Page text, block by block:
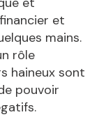
et
mains.
rôle
haineux sont
pouvoir